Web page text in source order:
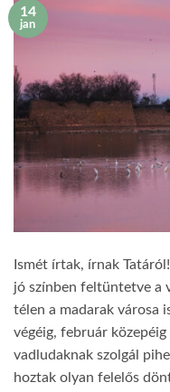
14
jan
Ismét írtak, írnak
jó színben feltüntetve a
télen a madarak városa
végéig, február
vadludaknak szolgál
hoztak olyan felelős